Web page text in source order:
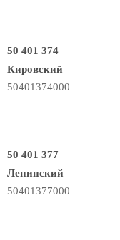
50 401 374
Кировский
50401374000
50 401 377
Ленинский
50401377000